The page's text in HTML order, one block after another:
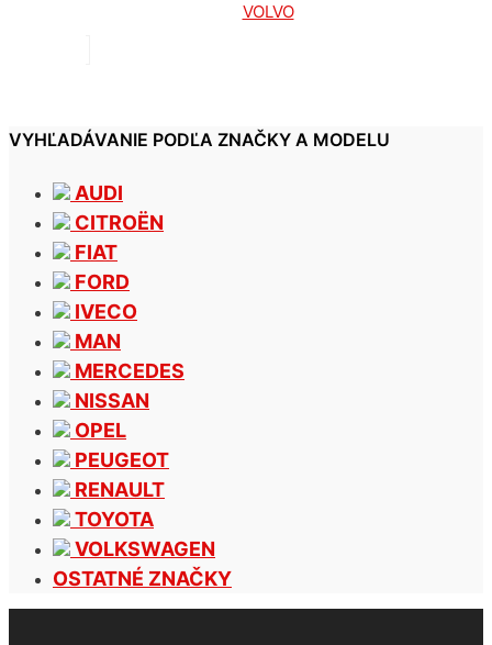
VOLVO
VYHĽADÁVANIE PODĽA ZNAČKY A MODELU
AUDI
CITROËN
FIAT
FORD
IVECO
MAN
MERCEDES
NISSAN
OPEL
PEUGEOT
RENAULT
TOYOTA
VOLKSWAGEN
OSTATNÉ ZNAČKY